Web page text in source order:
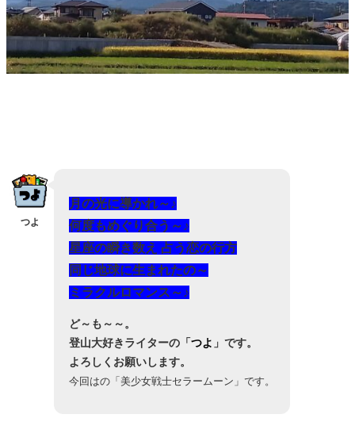
つよ
月の光に導かれ～♪
何度もめぐり合う～♪
星座の瞬き数え 占う恋の行方
同じ地球に生まれたの～
ミラクルロマンス～♪
ど～も～～。
登山大好きライターの「つよ 」です。
よろしくお願いします。
今回はの「美少女戦士セラームーン」です。